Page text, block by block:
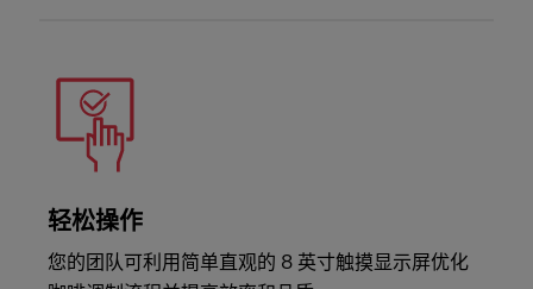
轻松操作
您的团队可利用简单直观的 8 英寸触摸显示屏优化